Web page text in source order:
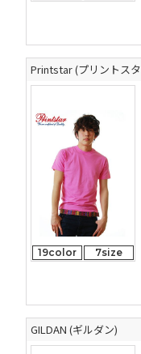
Printstar (プリントス
19color 7size
GILDAN (ギルダン)